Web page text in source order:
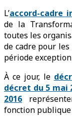
L’accord-cadre
de la
toutes les
de cadre pour
période
À ce jour, le
décret du 5 mai
2016
fonction